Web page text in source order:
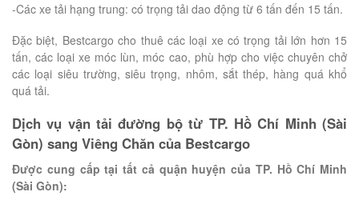
-Các xe tải hạng trung: có trọng tải dao động từ 6 tấn đến 15 tấn.
Đặc biệt, Bestcargo cho thuê các loại xe có trọng tải lớn hơn 15
tấn, các loại xe móc lùn, móc cao, phù hợp cho việc chuyên chở
các loại siêu trường, siêu trọng, nhôm, sắt thép, hàng quá khổ
quá tải.
Dịch vụ vận tải đường bộ từ TP. Hồ Chí Minh (Sài
Gòn) sang Viêng Chăn của Bestcargo
Được cung cấp tại tất cả quận huyện của TP. Hồ Chí Minh
(Sài Gòn):